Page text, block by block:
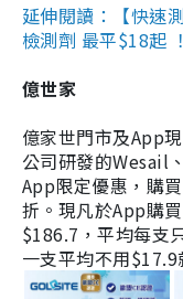
延伸閱讀：【快速
檢測劑 最平$18起
億世家
億家世門市及App
公司研發的Wesail
App限定優惠，購
折。現凡於App購
$186.7，平均每支
一支平均不用